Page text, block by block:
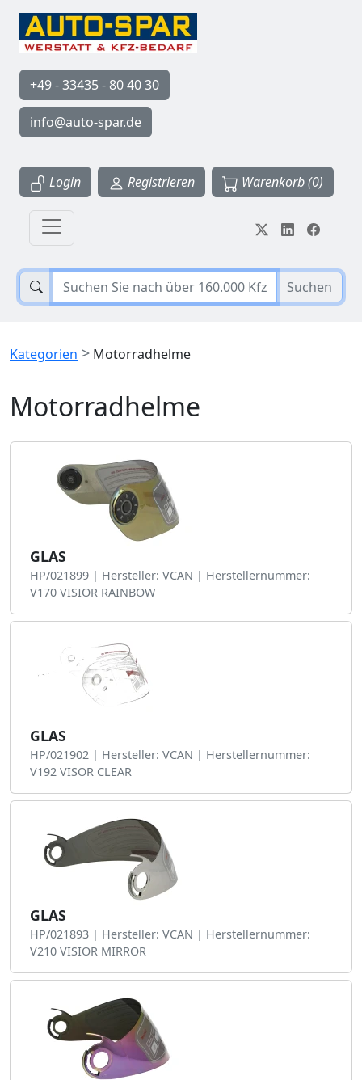
+49 - 33435 - 80 40 30
info@auto-spar.de
Login Registrieren Warenkorb (0)
Suchen
Kategorien > Motorradhelme
Motorradhelme
GLAS
HP/021899 | Hersteller: VCAN | Herstellernummer:
V170 VISIOR RAINBOW
GLAS
HP/021902 | Hersteller: VCAN | Herstellernummer:
V192 VISOR CLEAR
GLAS
HP/021893 | Hersteller: VCAN | Herstellernummer:
V210 VISIOR MIRROR